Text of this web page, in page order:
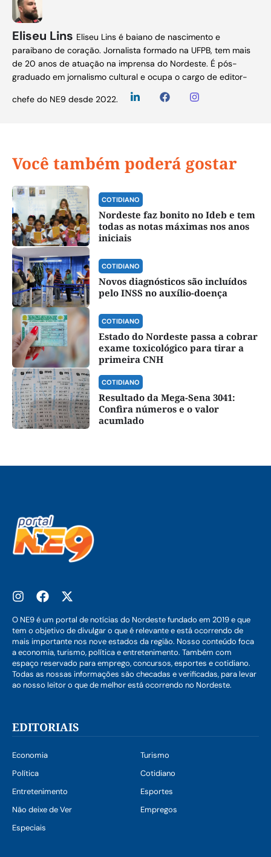
Eliseu Lins Eliseu Lins é baiano de nascimento e
paraibano de coração. Jornalista formado na UFPB, tem mais
de 20 anos de atuação na imprensa do Nordeste. É pós-
graduado em jornalismo cultural e ocupa o cargo de editor-
chefe do NE9 desde 2022.
Você também poderá gostar
COTIDIANO
Nordeste faz bonito no Ideb e tem
todas as notas máximas nos anos
iniciais
COTIDIANO
Novos diagnósticos são incluídos
pelo INSS no auxílio-doença
COTIDIANO
Estado do Nordeste passa a cobrar
exame toxicológico para tirar a
primeira CNH
COTIDIANO
Resultado da Mega-Sena 3041:
Confira números e o valor
acumlado
O NE9 é um portal de notícias do Nordeste fundado em 2019 e que
tem o objetivo de divulgar o que é relevante e está ocorrendo de
mais importante nos nove estados da região. Nosso conteúdo foca
a economia, turismo, política e entretenimento. Também com
espaço reservado para emprego, concursos, esportes e cotidiano.
Todas as nossas informações são checadas e verificadas, para levar
ao nosso leitor o que de melhor está ocorrendo no Nordeste.
EDITORIAIS
Economia
Turismo
Política
Cotidiano
Entretenimento
Esportes
Não deixe de Ver
Empregos
Especiais